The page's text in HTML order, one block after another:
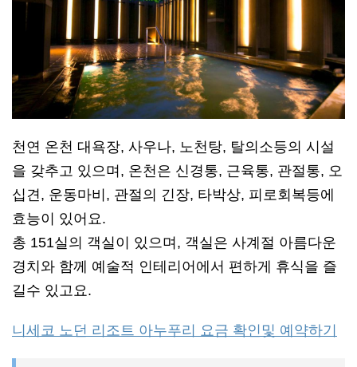
천연 온천 대욕장, 사우나, 노천탕, 탈의소등의 시설
을 갖추고 있으며, 온천은 신경통, 근육통, 관절통, 오
십견, 운동마비, 관절의 긴장, 타박상, 피로회복등에
효능이 있어요.
총 151실의 객실이 있으며, 객실은 사계절 아름다운
경치와 함께 예술적 인테리어에서 편하게 휴식을 즐
길수 있고요.
니세코 노던 리조트 아누푸리 요금 확인및 예약하기